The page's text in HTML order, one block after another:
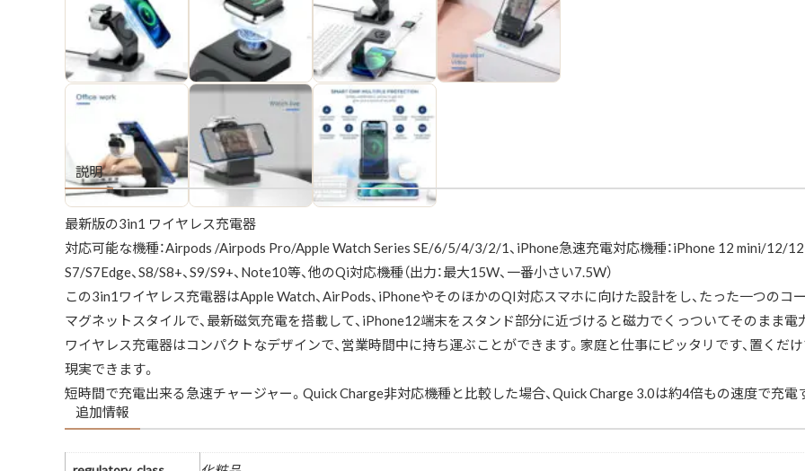
説明
最新版の3in1 ワイヤレス充電器
対応可能な機種：Airpods /Airpods Pro/Apple Watch Series SE/6/5/4/3/2/1、iPhone急速充電対応機種：iPhone 12 mini/12/12
S7/S7Edge、S8/S8+、S9/S9+、Note10等、他のQi対応機種（出力：最大15W、一番小さい7.5W）
この3in1ワイヤレス充電器はApple Watch、AirPods、iPhoneやそのほかのQI対応スマホに向けた設計をし、たった一つの
マグネットスタイルで、最新磁気充電を搭載して、iPhone12端末をスタンド部分に近づけると磁力でくっついてそのまま
ワイヤレス充電器はコンパクトなデザインで、営業時間中に持ち運ぶことができます。家庭と仕事にピッタリです、置くだ
現実できます。
短時間で充電出来る急速チャージャー。Quick Charge非対応機種と比較した場合、Quick Charge 3.0は約4倍もの速度で充電
追加情報